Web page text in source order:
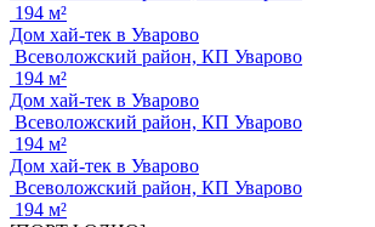
194 м²
Дом хай-тек в Уварово
Всеволожский район, КП Уварово
194 м²
Дом хай-тек в Уварово
Всеволожский район, КП Уварово
194 м²
Дом хай-тек в Уварово
Всеволожский район, КП Уварово
194 м²